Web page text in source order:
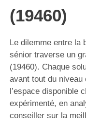
(19460)
Le dilemme entre la
sénior traverse un
(19460). Chaque
avant tout du niveau
l’espace disponible
expérimenté, en
conseiller sur la